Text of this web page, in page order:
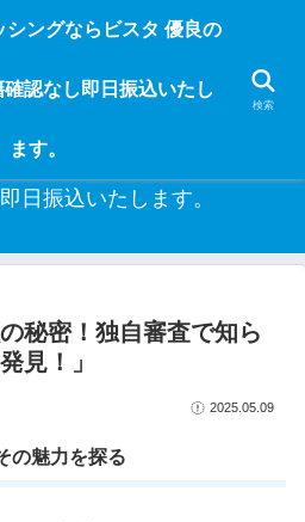
なら24時間365日 在籍確認なしで借りれる
！仕事をしている人ならブラックでも給料
資で借りられるから安心！
グならビスタ 優良の即日融資
日振込いたします。
秘密！独自審査で知ら
見！」
2025.05.09
の魅力を探る
シングならビスタ 優良の
認なし即日振込いたし
ます。
検索